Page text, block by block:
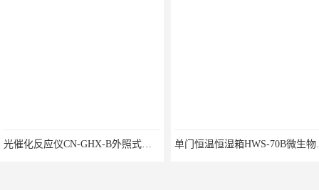
光催化反应仪CN-GHX-B外照式光化学反应器 单门